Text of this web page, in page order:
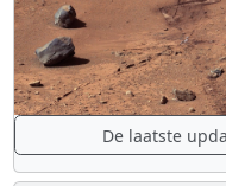
De laatste